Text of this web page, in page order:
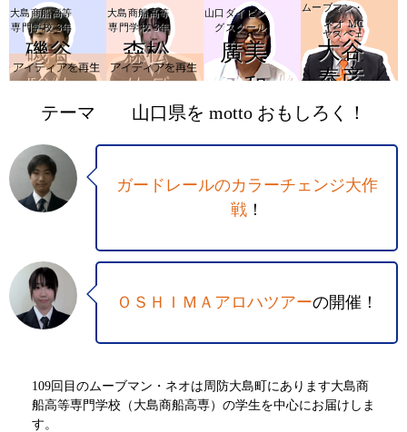
大島商船高等
専門学校 3年
磯谷
駿佑
アイデアを再生
大島商船高等
専門学校 3年
森松
佑月
山口ダイビン
グスクール
廣美
和
ムーブマン・
ネオ MC
ヤスベェ
大谷
泰彦
テーマ 山口県を motto おもしろく！
ガードレールのカラーチェンジ大作
戦！
ＯＳＨＩＭＡアロハツアーの開催！
109回目のムーブマン・ネオは周防大島町にあります大島商
船高等専門学校（大島商船高専）の学生を中心にお届けしま
す。